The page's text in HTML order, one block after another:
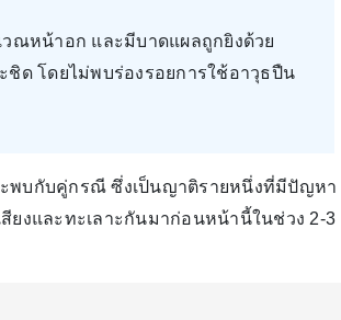
วณหน้าอก และมีบาดแผลถูกยิงด้วย
ด โดยไม่พบร่องรอยการใช้อาวุธปืน
ะพบกับคู่กรณี ซึ่งเป็นญาติรายหนึ่งที่มีปัญหา
ยงและทะเลาะกันมาก่อนหน้านี้ในช่วง 2-3